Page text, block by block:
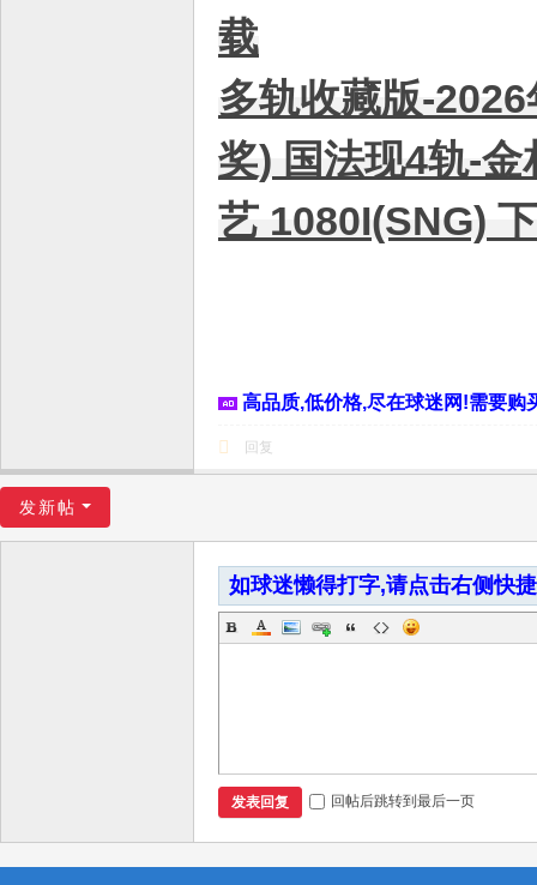
载
多轨收藏版-
奖) 国法现4轨-
艺 1080I(SNG)
高品质,低价格,尽在球迷网!需要购
回复
发新帖
如球迷懒得打字,请点击右侧快
发表回复 回帖后跳转到最后一页